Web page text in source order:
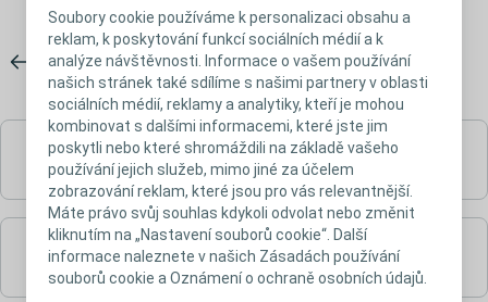
Soubory cookie používáme k personalizaci obsahu a
reklam, k poskytování funkcí sociálních médií a k
analýze návštěvnosti. Informace o vašem používání
našich stránek také sdílíme s našimi partnery v oblasti
sociálních médií, reklamy a analytiky, kteří je mohou
kombinovat s dalšími informacemi, které jste jim
poskytli nebo které shromáždili na základě vašeho
používání jejich služeb, mimo jiné za účelem
zobrazování reklam, které jsou pro vás relevantnější.
Máte právo svůj souhlas kdykoli odvolat nebo změnit
kliknutím na „Nastavení souborů cookie“. Další
informace naleznete v našich Zásadách používání
souborů cookie a Oznámení o ochraně osobních údajů.
Intermitentní katétry a příslušenství
Urinální sáčky a příslušenství